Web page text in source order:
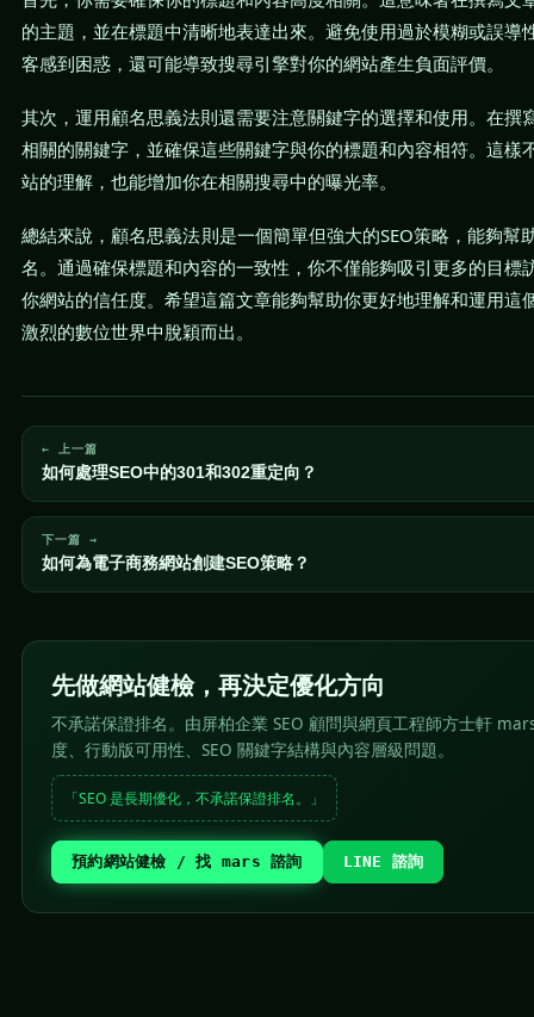
的主題，並在標題中清晰地表達出來。避免使用過於模糊或誤導
客感到困惑，還可能導致搜尋引擎對你的網站產生負面評價。
其次，運用顧名思義法則還需要注意關鍵字的選擇和使用。在撰
相關的關鍵字，並確保這些關鍵字與你的標題和內容相符。這樣
站的理解，也能增加你在相關搜尋中的曝光率。
總結來說，顧名思義法則是一個簡單但強大的SEO策略，能夠幫
名。通過確保標題和內容的一致性，你不僅能夠吸引更多的目標
你網站的信任度。希望這篇文章能夠幫助你更好地理解和運用這
激烈的數位世界中脫穎而出。
← 上一篇
如何處理SEO中的301和302重定向？
下一篇 →
如何為電子商務網站創建SEO策略？
先做網站健檢，再決定優化方向
不承諾保證排名。由屏柏企業 SEO 顧問與網頁工程師方士軒
度、行動版可用性、SEO 關鍵字結構與內容層級問題。
「SEO 是長期優化，不承諾保證排名。」
預約網站健檢 / 找 mars 諮詢 LINE 諮詢